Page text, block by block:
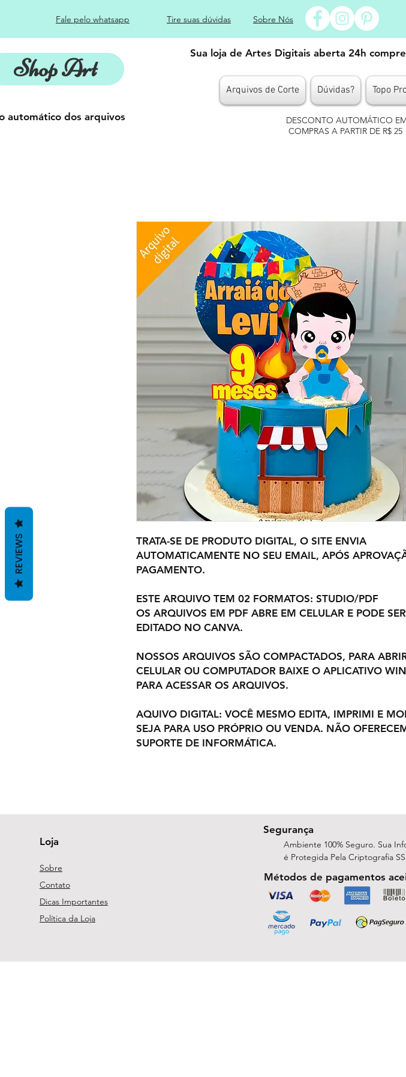
Fale pelo whatsapp Tire suas dúvidas Sobre Nós
Shop Art
Sua loja de Artes Digitais aberta 24h
Arquivos de Corte Dúvidas? Topo
automático dos arquivos
DESCONTO AUTOMÁTICO
COMPRAS A PARTIR DE R$ 25
TRATA-SE DE PRODUTO DIGITAL, O SITE ENVIA
AUTOMATICAMENTE NO SEU EMAIL, APÓS
PAGAMENTO.
ESTE ARQUIVO TEM 02 FORMATOS: STUDIO/PDF
OS ARQUIVOS EM PDF ABRE EM CELULAR E PODE SER
EDITADO NO CANVA.
NOSSOS ARQUIVOS SÃO COMPACTADOS, PARA
CELULAR OU COMPUTADOR BAIXE O APLICATIVO
PARA ACESSAR OS ARQUIVOS.
AQUIVO DIGITAL: VOCÊ MESMO EDITA, IMPRIMI E
SEJA PARA USO PRÓPRIO OU VENDA. NÃO
SUPORTE DE INFORMÁTICA.
Loja
Sobre
Contato
Dicas Importantes
Política da Loja
Segurança
Ambiente 100% Seguro. Sua
é Protegida Pela Criptografia
Métodos de pagamentos
REVIEWS